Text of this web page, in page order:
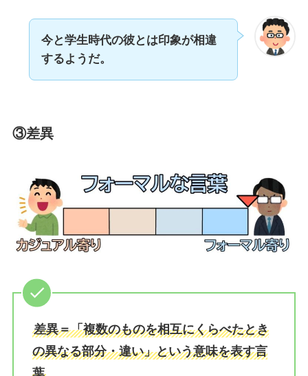
今と学生時代の彼とは印象が相違
するようだ。
③差異
差異＝「複数のものを相互にくらべたとき
の異なる部分・違い」という意味を表す言
葉